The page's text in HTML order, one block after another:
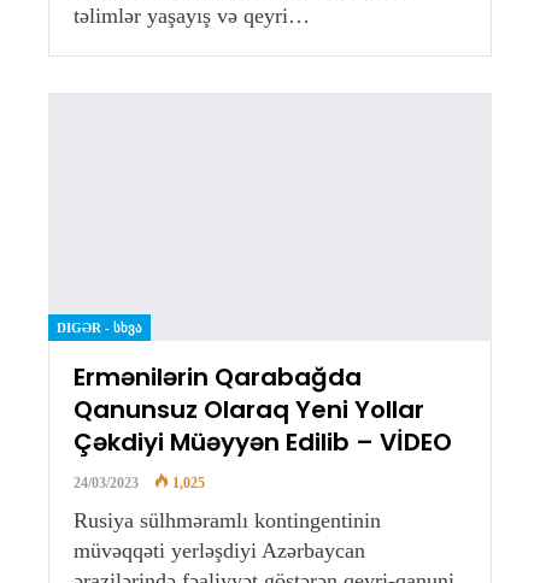
təlimlər yaşayış və qeyri…
DIGƏR - ᲡᲮᲕᲐ
Ermənilərin Qarabağda
Qanunsuz Olaraq Yeni Yollar
Çəkdiyi Müəyyən Edilib – VİDEO
24/03/2023 1,025
Rusiya sülhməramlı kontingentinin
müvəqqəti yerləşdiyi Azərbaycan